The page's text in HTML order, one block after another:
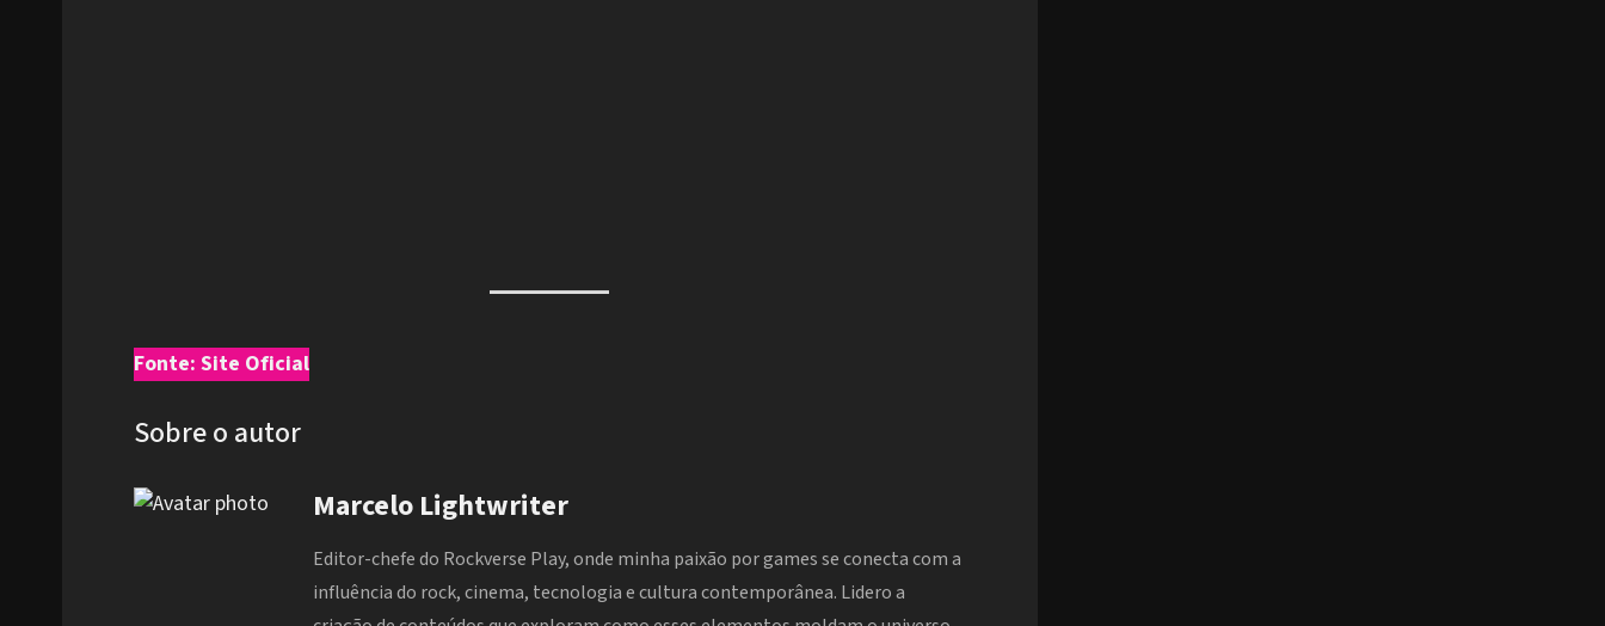
Fonte: Site Oficial
Sobre o autor
Marcelo Lightwriter
Editor-chefe do Rockverse Play, onde minha paixão por games se conecta com a
influência do rock, cinema, tecnologia e cultura contemporânea. Lidero a